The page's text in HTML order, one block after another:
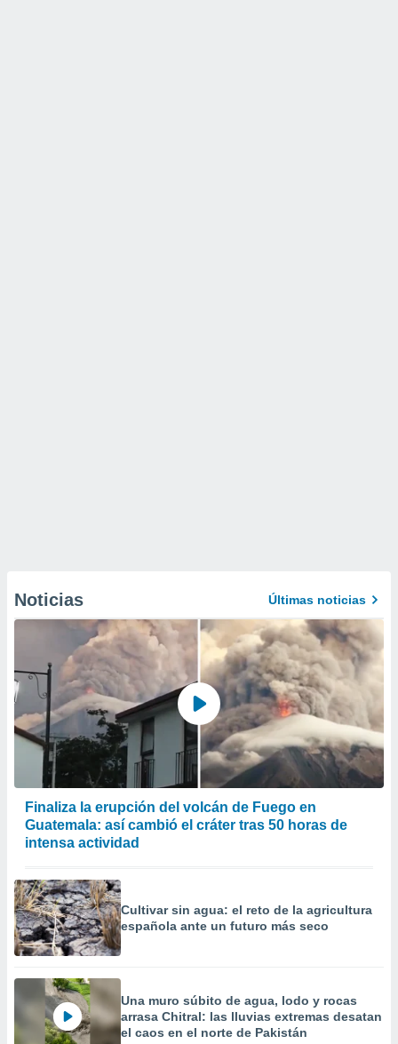
Noticias Últimas noticias
Finaliza la erupción del volcán de Fuego en
Guatemala: así cambió el cráter tras 50 horas de
intensa actividad
Cultivar sin agua: el reto de la agricultura
española ante un futuro más seco
Una muro súbito de agua, lodo y rocas
arrasa Chitral: las lluvias extremas desatan
el caos en el norte de Pakistán